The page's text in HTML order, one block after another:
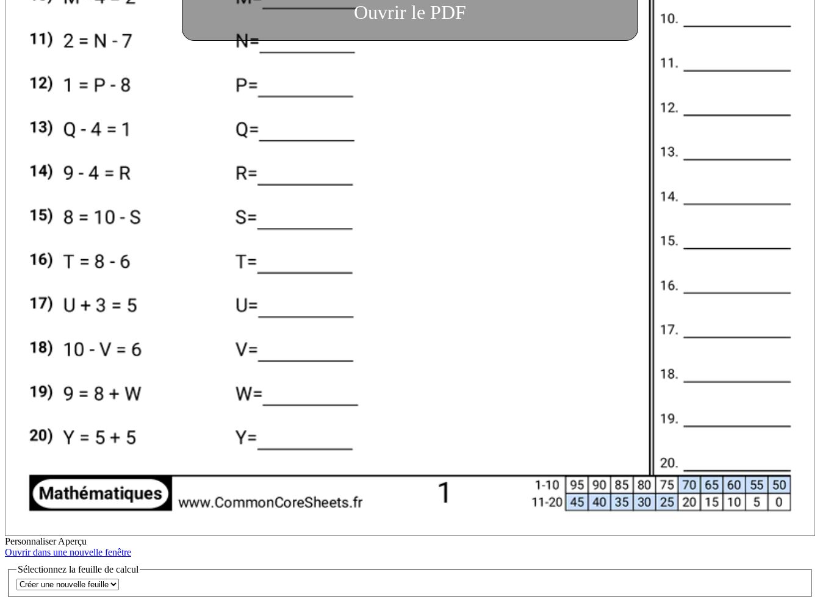
Ouvrir le PDF
PersonnaliserAperçu
Ouvrir dans une nouvelle fenêtre
Sélectionnez la feuille de calcul